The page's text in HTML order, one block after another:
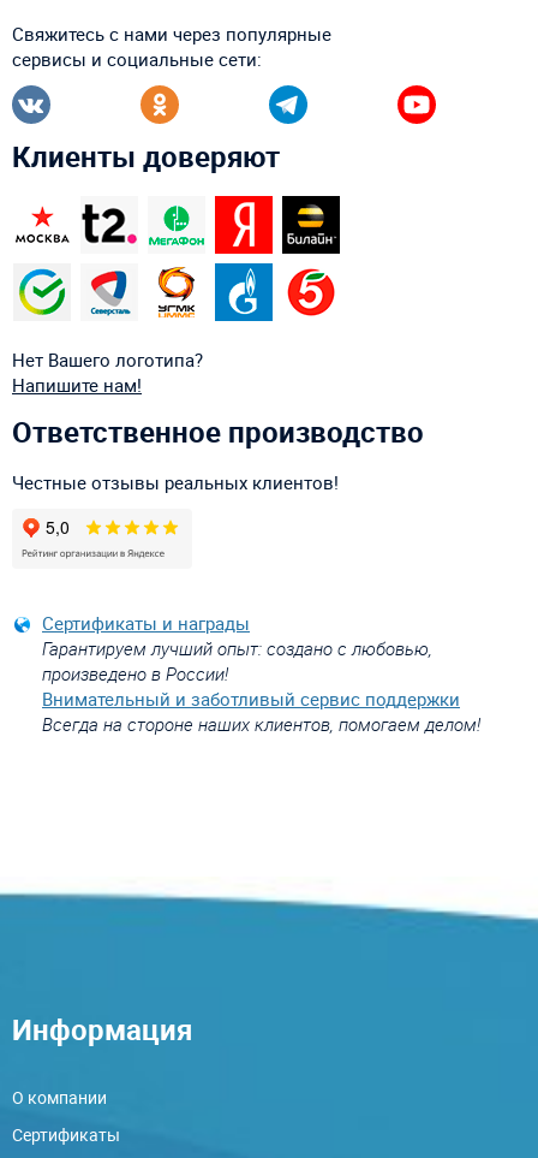
Свяжитесь с нами через популярные
сервисы и социальные сети:
Клиенты доверяют
Нет Вашего логотипа?
Напишите нам!
Ответственное производство
Честные отзывы реальных клиентов!
Сертификаты и награды
Гарантируем лучший опыт: создано с любовью,
произведено в России!
Внимательный и заботливый сервис поддержки
Всегда на стороне наших клиентов, помогаем делом!
Информация
О компании
Сертификаты